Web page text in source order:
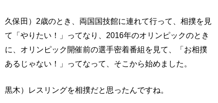
久保田）2歳のとき、両国国技館に連れて行って、相撲を見
て「やりたい！」ってなり、2016年のオリンピックのとき
に、オリンピック開催前の選手密着番組を見て、「お相撲
あるじゃない！」ってなって、そこから始めました。
黒木）レスリングを相撲だと思ったんですね。